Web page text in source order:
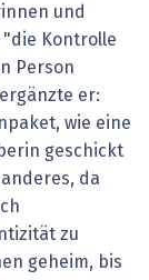
und
"die Kontrolle
Person
er:
wie eine
geschickt
da
zu
geheim, bis